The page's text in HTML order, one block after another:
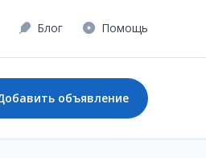
Блог Помощь
объявление